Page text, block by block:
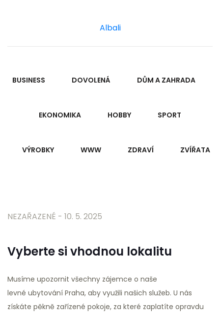
Albali
BUSINESS DOVOLENÁ DŮM A ZAHRADA
EKONOMIKA HOBBY SPORT
VÝROBKY WWW ZDRAVÍ ZVÍŘATA
NEZAŘAZENÉ - 10. 5. 2025
Vyberte si vhodnou lokalitu
Musíme upozornit všechny zájemce o naše
levné ubytování Praha, aby využili našich služeb. U nás
získáte pěkně zařízené pokoje, za které zaplatíte opravdu